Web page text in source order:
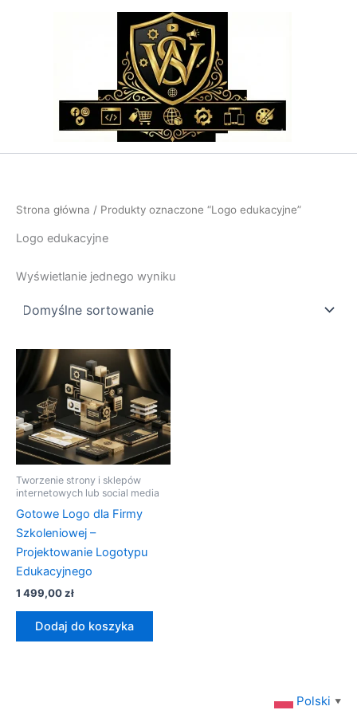
Strona główna / Produkty oznaczone “Logo edukacyjne”
Logo edukacyjne
Wyświetlanie jednego wyniku
Tworzenie strony i sklepów
internetowych lub social media
Gotowe Logo dla Firmy
Szkoleniowej –
Projektowanie Logotypu
Edukacyjnego
1 499,00zł
Dodaj do koszyka
Polski ▼